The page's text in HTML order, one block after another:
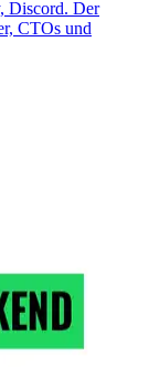
Discord. Der
CTOs und